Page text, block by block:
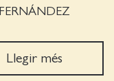
FERNÁNDEZ
Llegir més